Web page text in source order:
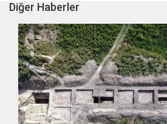
Diğer Haberler